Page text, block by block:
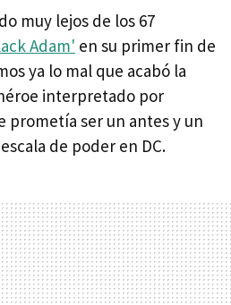
muy lejos de los 67
Adam' en su primer fin de
ya lo mal que acabó la
interpretado por
prometía ser un antes y un
de poder en DC.